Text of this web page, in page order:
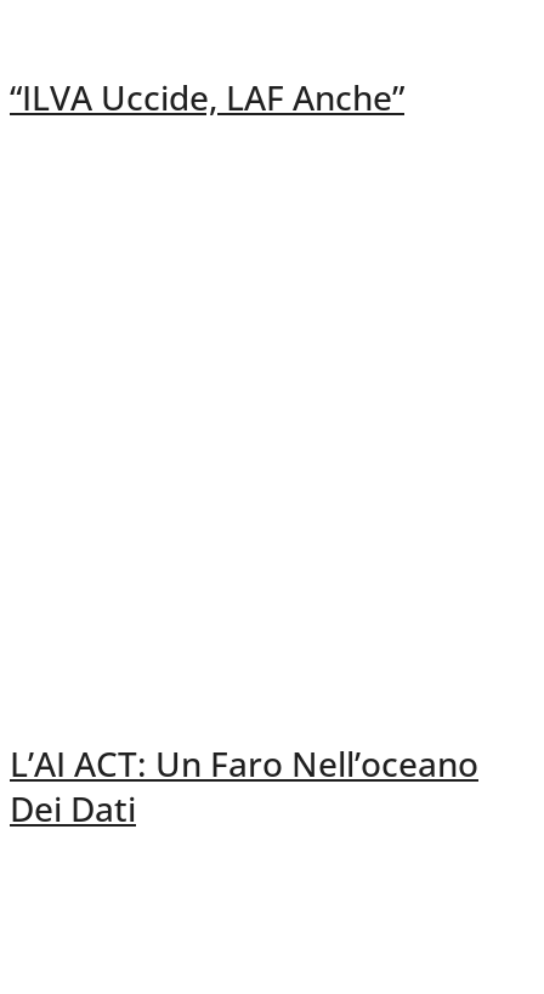
“ILVA Uccide, LAF Anche”
L’AI ACT: Un Faro Nell’oceano
Dei Dati